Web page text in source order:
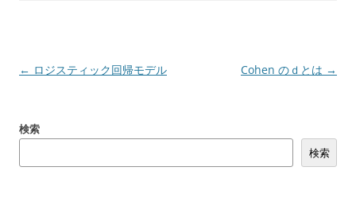
投
ビ
← ロジスティック回帰モデル Cohen のｄとは →
検索
検索